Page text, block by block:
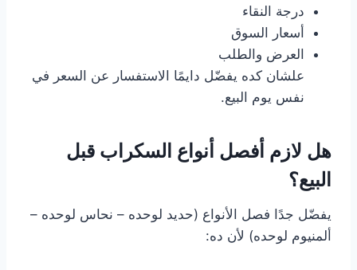
درجة النقاء
أسعار السوق
العرض والطلب
علشان كده يفضّل دايمًا الاستفسار عن السعر في
نفس يوم البيع.
هل لازم أفصل أنواع السكراب قبل
البيع؟
يفضّل جدًا فصل الأنواع (حديد لوحده – نحاس لوحده –
ألمنيوم لوحده) لأن ده: